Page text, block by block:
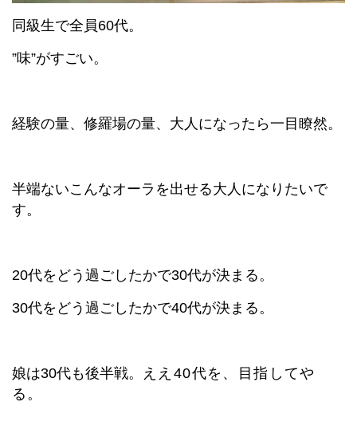
同級生で全員60代。
”味”がすごい。
経験の量、修羅場の量、大人になったら一目瞭然。
半端ないこんなオーラを出せる大人になりたいで
す。
20代をどう過ごしたかで30代が決まる。
30代をどう過ごしたかで40代が決まる。
娘は30代も後半戦。
ええ40代を、目指してや
る。